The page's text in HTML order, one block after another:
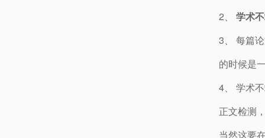
2、 学术
3、 每篇
的时候是
4、 学术
正文检测
当然这要